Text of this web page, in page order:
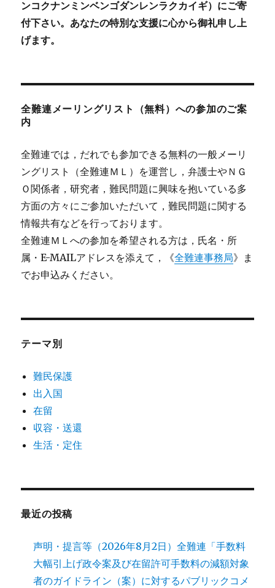
ンコクナンミンベンゴダンレンラクカイギ）にご寄
付下さい。あなたの特別な支援に心から御礼申し上
げます。
全難連メーリングリスト（無料）への参加のご案
内
全難連では，だれでも参加できる無料の一般メーリ
ングリスト（全難連ＭＬ）を運営し，弁護士やＮＧ
Ｏ関係者，研究者，難民問題に興味を抱いている多
方面の方々にご参加いただいて，難民問題に関する
情報共有などを行っております。
全難連ＭＬへの参加を希望される方は，氏名・所
属・E-MAILアドレスを添えて，《全難連事務局》ま
でお申込みください。
テーマ別
難民保護
出入国
在留
収容・送還
生活・定住
最近の投稿
声明・提言等（2026年8月2日）全難連「手数料
大幅引上げ政令案及び在留許可手数料の減額対象
者のガイドライン（案）に対するパブリックコメ